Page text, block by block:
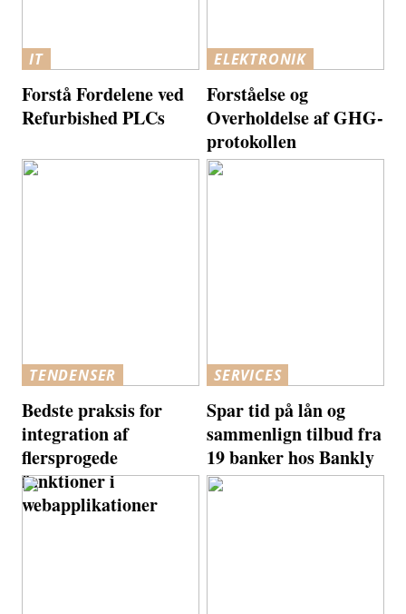
IT
Forstå Fordelene ved
Refurbished PLCs
ELEKTRONIK
Forståelse og
Overholdelse af GHG-
protokollen
TENDENSER
Bedste praksis for
integration af
flersprogede
funktioner i
webapplikationer
SERVICES
Spar tid på lån og
sammenlign tilbud fra
19 banker hos Bankly